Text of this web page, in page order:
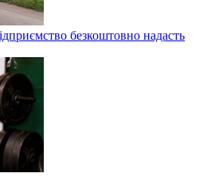
безкоштовно надасть